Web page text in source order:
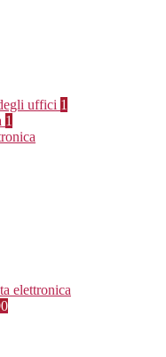
uffici 1
1
elettronica